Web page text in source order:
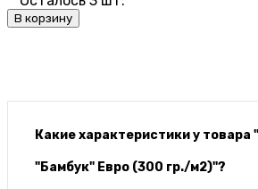
В корзину
Какие характеристики у товара
"Бамбук" Евро (300 гр./м2)"?